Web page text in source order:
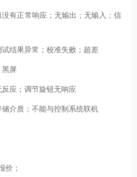
有正常响应；无输出；无输入；信
结果异常；校准失败；超差
黑屏
应；调节旋钮无响应
介质；不能与控制系统联机
价；